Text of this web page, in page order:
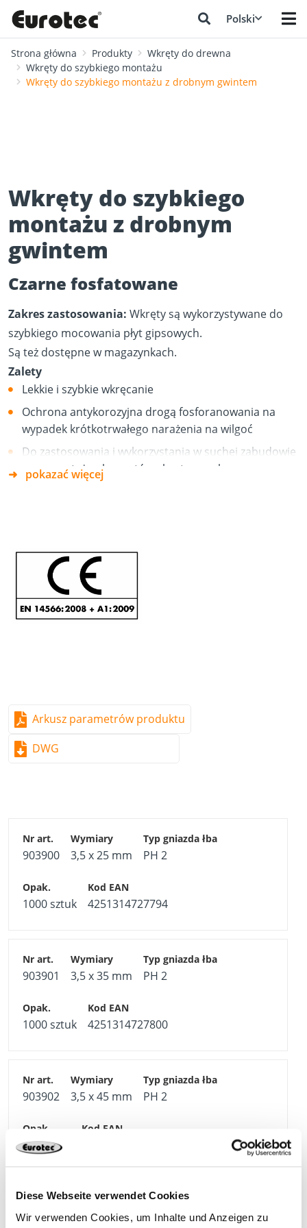
Diese Webseite verwendet Cookies
Wir verwenden Cookies, um Inhalte und Anzeigen zu
Polski
Strona główna Produkty
Wkręty do drewna
Wkręty do szybkiego montażu
Wkręty do szybkiego montażu z drobnym gwintem
Wkręty do szybkiego
montażu z drobnym
gwintem
Czarne fosfatowane
Zakres zastosowania: Wkręty są wykorzystywane do
szybkiego mocowania płyt gipsowych.
Są też dostępne w magazynkach.
Zalety
Lekkie i szybkie wkręcanie
Ochrona antykorozyjna drogą fosforanowania na
wypadek krótkotrwałego narażenia na wilgoć
Do zastosowania i wykorzystania w suchej zabudowie
oraz montażu elementów akustycznych
Makita, Senco, Bosch i Hitachi
pokazać więcej
Arkusz parametrów produktu
DWG
903900 3,5 x 25 mm PH 2
1000 sztuk 4251314727794
903901 3,5 x 35 mm PH 2
1000 sztuk 4251314727800
903902 3,5 x 45 mm PH 2
500 sztuk
903903 3,5 x 55 mm PH 2